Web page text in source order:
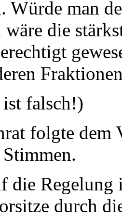
Würde man
die
falsch!)
folgte dem
die Regelung
durch